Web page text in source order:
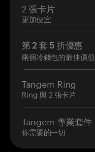
2 張卡片
更加便宜
第 2 套 5 折優惠
兩個冷錢包的最佳價值
Tangem Ring
Ring 與 2 張卡片
Tangem 專業套件
你需要的一切